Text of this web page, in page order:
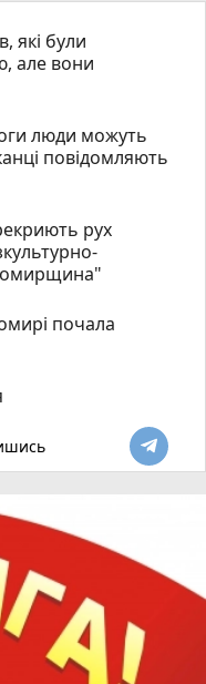
які були
але вони
люди можуть
повідомляють
рух
почала